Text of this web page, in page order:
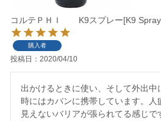
コルテＰＨＩ K9スプレー[K9 Spray]
購入者
投稿日 2020/04/10
出かけるときに使い、そして外出中
時にはカバンに携帯しています。人
見えないバリアが張られてる感じ